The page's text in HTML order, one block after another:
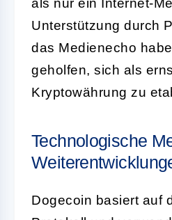
als nur ein Internet-
Unterstützung durch
das Medienecho
geholfen, sich als
Kryptowährung zu
Technologische
Dogecoin basiert auf